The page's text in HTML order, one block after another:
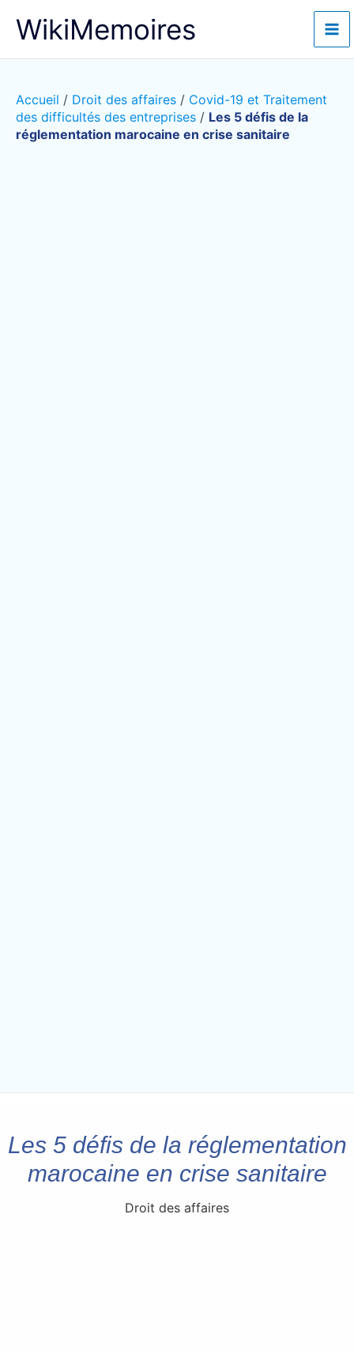
WikiMemoires
Accueil / Droit des affaires / Covid-19 et Traitement
des difficultés des entreprises / Les 5 défis de la
réglementation marocaine en crise sanitaire
Les 5 défis de la réglementation
marocaine en crise sanitaire
Droit des affaires